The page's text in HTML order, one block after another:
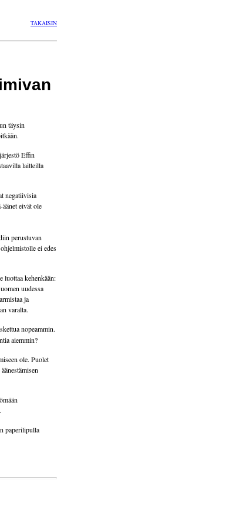
TAKAISIN
täysin
Effin
laitteilla
negatiivisia
eivät ole
perustuvan
ei edes
luottaa kehenkään:
uudessa
ja
varalta.
nopeammin.
aiemmin?
ole. Puolet
paperilipulla